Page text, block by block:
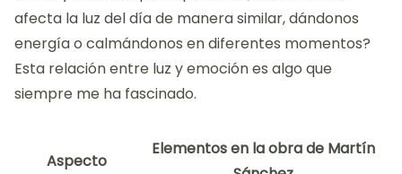
afecta la luz del día de manera similar, dándonos
energía o calmándonos en diferentes momentos?
Esta relación entre luz y emoción es algo que
siempre me ha fascinado.
Aspecto
Elementos en la obra de Martín